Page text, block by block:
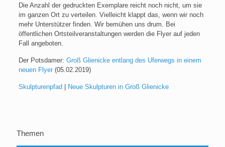
Die Anzahl der gedruckten Exemplare reicht noch nicht, um sie
im ganzen Ort zu verteilen. Vielleicht klappt das, wenn wir noch
mehr Unterstützer finden. Wir bemühen uns drum. Bei
öffentlichen Ortsteilveranstaltungen werden die Flyer auf jeden
Fall angeboten.
Der Potsdamer: Groß Glienicke entlang des Uferwegs in einem
neuen Flyer(05.02.2019)
Skulpturenpfad Neue Skulpturen in Groß Glienicke
Themen